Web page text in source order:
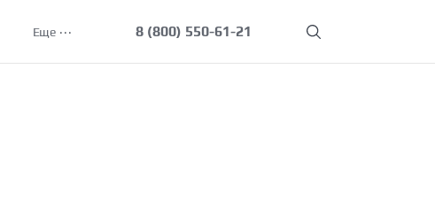
Еще 8 (800) 550-61-21